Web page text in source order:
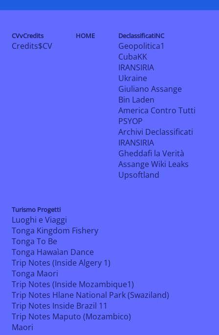
CVvCredits
Credits$CV
HOME DeclassificatiNC
Geopolitica1
CubaKK
IRANSIRIA
Ukraine
Giuliano Assange
Bin Laden
America Contro Tutti
PSYOP
Archivi Declassificati
IRANSIRIA
Gheddafi la Verità
Assange Wiki Leaks
Upsoftland
Turismo Progetti
Luoghi e Viaggi
Tonga Kingdom Fishery
Tonga To Be
Tonga Hawaìan Dance
Trip Notes (Inside Algery 1)
Tonga Maori
Trip Notes (Inside Mozambique1)
Trip Notes Hlane National Park (Swaziland)
Trip Notes Inside Brazil 11
Trip Notes Maputo (Mozambico)
Maori